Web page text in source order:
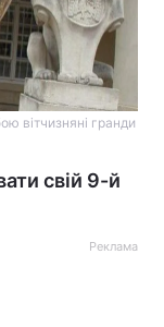
вітчизняні гранди
свій 9-й
Реклама